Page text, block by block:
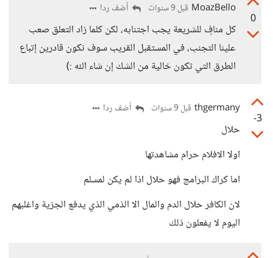
0
MoazBello قبل 9 سنوات أضف ردا
كل منافٍ للشريعة يجب اجتنابه، لكن كلما زاد التعلق صعب
علينا التجنب، في المستقبل القريب سوف نكون قادرين إتباع
الطرق التي تكون خالية من الشك إن شاء الله :)
-3
thgermany قبل 9 سنوات أضف ردا
حلال
اولا الافلام حرام مشاهدتها
اما كراك البرامج فهو حلال اذا لم يكن لمسلم
لان الكافر حلال الدم والمال الا الذمي الذي يدفع الجزية واغلبهم
اليوم لا يفعلون ذلك